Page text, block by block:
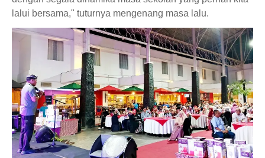
lalui bersama," tuturnya mengenang masa lalu.